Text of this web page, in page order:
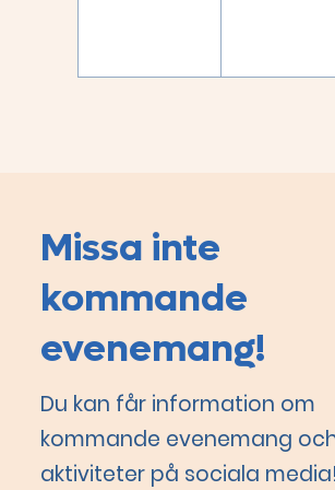
Missa inte
kommande
evenemang!
Du kan får information om
kommande evenemang
aktiviteter på sociala